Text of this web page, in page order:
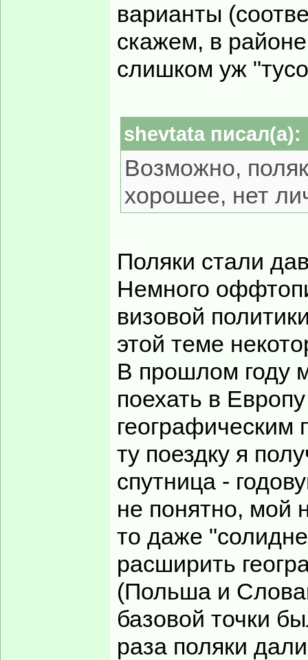
варианты
скажем, в
слишком уж
shevtata писал(а):
Возможно,
хорошее, нет
Поляки стали
Немного
визовой
этой теме
В прошлом году
поехать в
ту поездку я
спутница -
не понятно, мой
то даже
расширить
(Польша и
базовой точки
раза поляки